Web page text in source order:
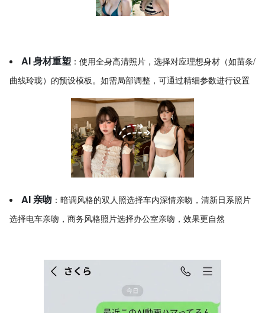
AI 身材重塑 ：使用全身高清照片，选择对应理想身材（如苗条/
曲线玲珑）的预设模板。如需局部调整，可通过精细参数进行设置
AI 亲吻 ：暗调风格的双人照选择车内深情亲吻，清新日系照片
选择电车亲吻，商务风格照片选择办公室亲吻，效果更自然